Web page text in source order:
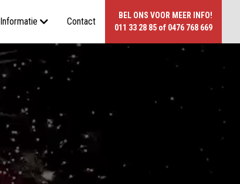
Informatie Contact
BEL ONS VOOR MEER INFO!
011 33 28 85 of 0476 768 669